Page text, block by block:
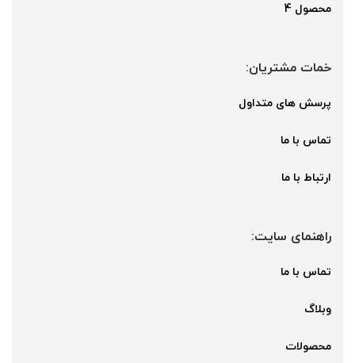
محصول 4
خمات مشتریان:
پرسش های متداول
تماس با ما
ارتباط با ما
راهنمای سایت:
تماس با ما
وبلاگ
محصولات